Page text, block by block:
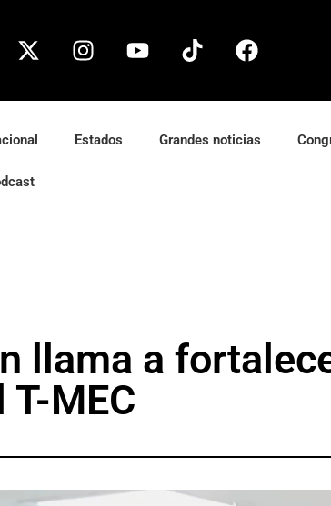
Estados Grandes noticias
llama a
MEC